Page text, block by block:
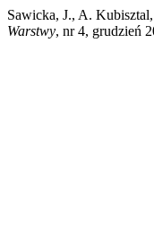
Sawicka, J., A.
Warstwy, nr 4, grudzień